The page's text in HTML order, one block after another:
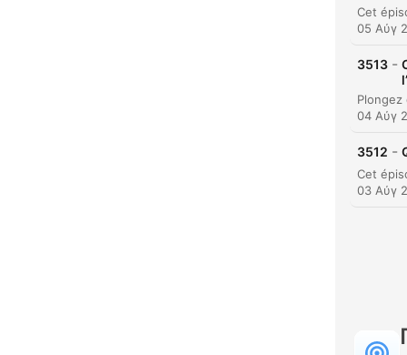
05 Αύγ
3513 -
04 Αύγ
3512 -
03 Αύγ